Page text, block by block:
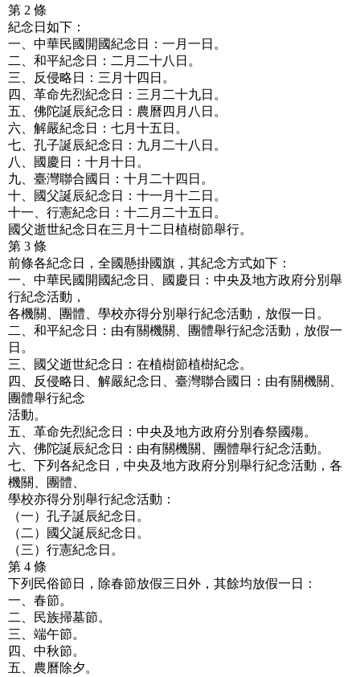
第 2 條
紀念日如下：
一、中華民國開國紀念日：一月一日。
二、和平紀念日：二月二十八日。
三、反侵略日：三月十四日。
四、革命先烈紀念日：三月二十九日。
五、佛陀誕辰紀念日：農曆四月八日。
六、解嚴紀念日：七月十五日。
七、孔子誕辰紀念日：九月二十八日。
八、國慶日：十月十日。
九、臺灣聯合國日：十月二十四日。
十、國父誕辰紀念日：十一月十二日。
十一、行憲紀念日：十二月二十五日。
國父逝世紀念日在三月十二日植樹節舉行。
第 3 條
前條各紀念日，全國懸掛國旗，其紀念方式如下：
一、中華民國開國紀念日、國慶日：中央及地方政府分別舉
行紀念活動，
各機關、團體、學校亦得分別舉行紀念活動，放假一日。
二、和平紀念日：由有關機關、團體舉行紀念活動，放假一
日。
三、國父逝世紀念日：在植樹節植樹紀念。
四、反侵略日、解嚴紀念日、臺灣聯合國日：由有關機關、
團體舉行紀念
活動。
五、革命先烈紀念日：中央及地方政府分別春祭國殤。
六、佛陀誕辰紀念日：由有關機關、團體舉行紀念活動。
七、下列各紀念日，中央及地方政府分別舉行紀念活動，各
機關、團體、
學校亦得分別舉行紀念活動：
（一）孔子誕辰紀念日。
（二）國父誕辰紀念日。
（三）行憲紀念日。
第 4 條
下列民俗節日，除春節放假三日外，其餘均放假一日：
一、春節。
二、民族掃墓節。
三、端午節。
四、中秋節。
五、農曆除夕。